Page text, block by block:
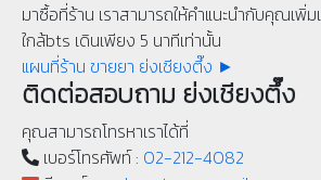
มาซื้อที่ร้าน เราสามารถให้คำแนะนำกับคุณเพิ่ม
ใกล้bts เดินเพียง 5 นาทีเท่านั้น
แผนที่ร้าน ขายยา ย่งเชียงตึ๊ง ►
ติดต่อสอบถาม ย่งเชียงตึ๊ง
คุณสามารถโทรหาเราได้ที่
เบอร์โทรศัพท์ : 02-212-4082